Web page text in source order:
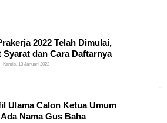
2022 Telah Dimulai,
Syarat dan Cara Daftarnya
Kamis, 13 Januari 2022
Ulama Calon Ketua Umum
Nama Gus Baha